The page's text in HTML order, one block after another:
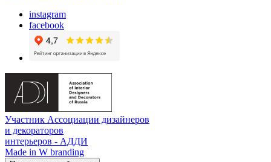
instagram
facebook
Участник Ассоциации дизайнеров
и декораторов
интерьеров - АДДИ
Made in W branding